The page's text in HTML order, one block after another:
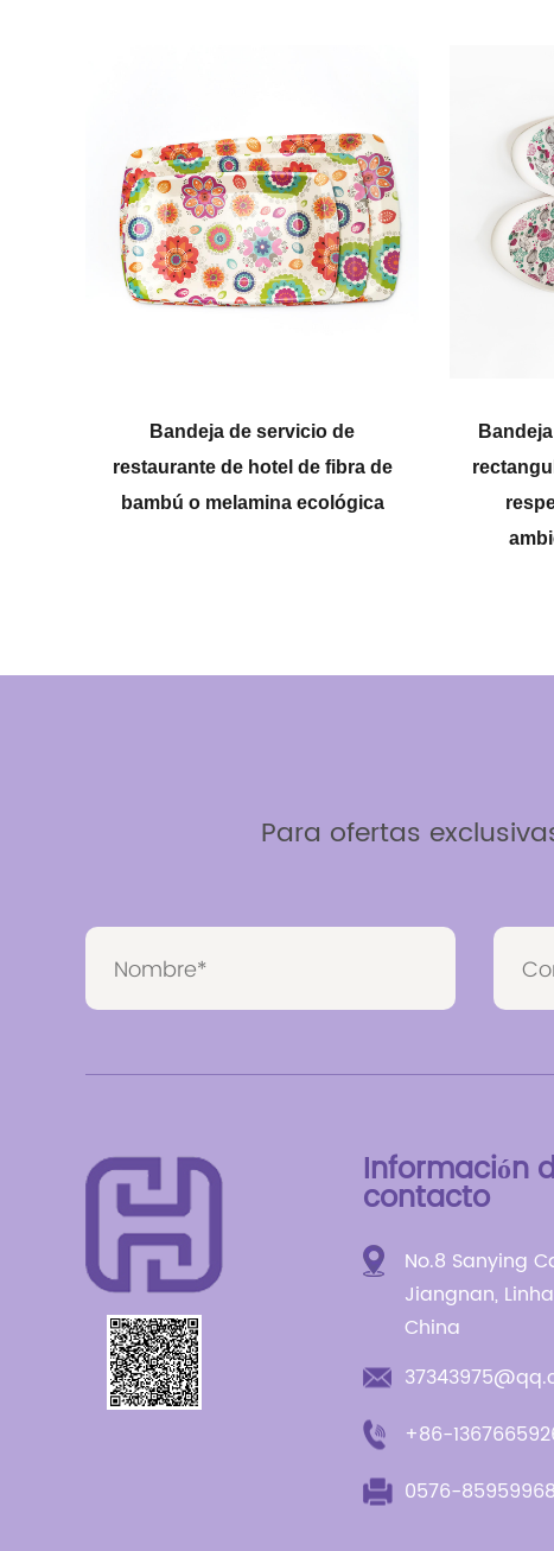
de hotel de fibra de
ecológica
Bandeja de servicio de comida
rectangular portátil policromada
respetuosa con el medio
ambiente personalizada
Para ofertas
Información
contacto
No.8 Sanying
Jiangnan,
China
+86-
0576-85959968